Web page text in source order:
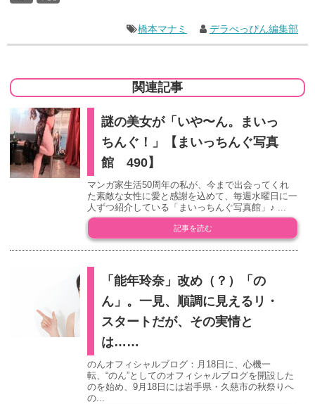
橋本マナミ デラべっぴん編集部
関連記事
謎の美女が「いや〜ん。まいっ
ちんぐ！」【まいっちんぐ写真
館 490】
マンガ家生活50周年の私が、今まで出会ってくれ
た素敵な女性に愛と感謝を込めて、毎週水曜日に一
人ずつ紹介している「まいっちんぐ写真館」♪ ...
記事を読む
「能年玲奈」改め（？）「の
ん」。一見、順調に見えるリ・
スタートだが、その実情と
は……
のんオフィシャルブログ：月18日に、心機一
転、“のん”としてのオフィシャルブログを開設した
のを始め、9月18日には岩手県・久慈市の秋祭りへ
の...